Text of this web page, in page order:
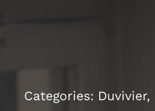
Categories: Duvivier,